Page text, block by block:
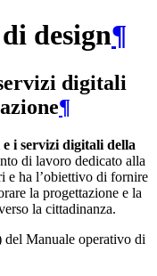
design¶
digitali
¶
i servizi digitali della
di lavoro dedicato alla
e ha l’obiettivo di fornire
la progettazione e la
la cittadinanza.
del Manuale operativo di